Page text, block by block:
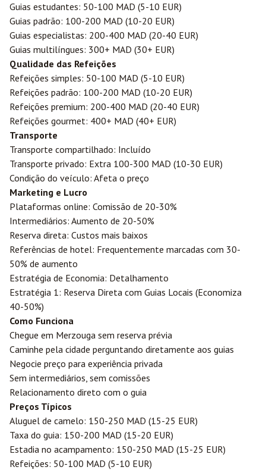
Guias estudantes: 50-100 MAD (5-10 EUR)
Guias padrão: 100-200 MAD (10-20 EUR)
Guias especialistas: 200-400 MAD (20-40 EUR)
Guias multilíngues: 300+ MAD (30+ EUR)
Qualidade das Refeições
Refeições simples: 50-100 MAD (5-10 EUR)
Refeições padrão: 100-200 MAD (10-20 EUR)
Refeições premium: 200-400 MAD (20-40 EUR)
Refeições gourmet: 400+ MAD (40+ EUR)
Transporte
Transporte compartilhado: Incluído
Transporte privado: Extra 100-300 MAD (10-30 EUR)
Condição do veículo: Afeta o preço
Marketing e Lucro
Plataformas online: Comissão de 20-30%
Intermediários: Aumento de 20-50%
Reserva direta: Custos mais baixos
Referências de hotel: Frequentemente marcadas com 30-
50% de aumento
Estratégia de Economia: Detalhamento
Estratégia 1: Reserva Direta com Guias Locais (Economiza
40-50%)
Como Funciona
Chegue em Merzouga sem reserva prévia
Caminhe pela cidade perguntando diretamente aos guias
Negocie preço para experiência privada
Sem intermediários, sem comissões
Relacionamento direto com o guia
Preços Típicos
Aluguel de camelo: 150-250 MAD (15-25 EUR)
Taxa do guia: 150-200 MAD (15-20 EUR)
Estadia no acampamento: 150-250 MAD (15-25 EUR)
Refeições: 50-100 MAD (5-10 EUR)